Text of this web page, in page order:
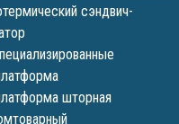
сэндвич-
шторная